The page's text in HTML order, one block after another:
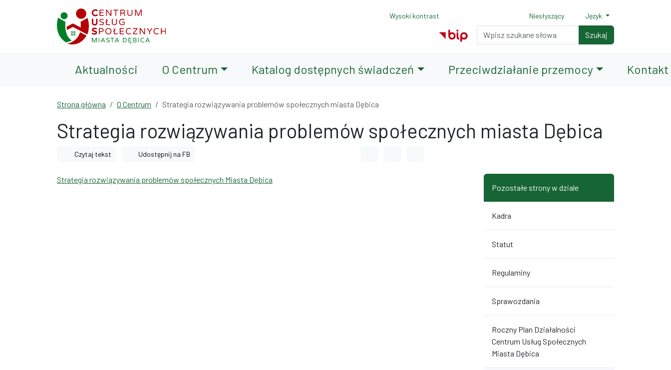
Przejdź do wyszukiwarki
Wysoki kontrast
Normalny rozmiar czcionki
Rozmiar czcionki 150%
Rozmiar czcionki 200%
Niesłyszący Język
Wyszukiwarka Szukaj
Aktualności O Centrum Katalog dostępnych świadczeń Przeciwdziałanie przemocy Kontakt
Strona główna O Centrum Strategia rozwiązywania problemów społecznych miasta Dębica
Strategia rozwiązywania problemów społecznych miasta Dębica
Czytaj tekst Udostępnij na FB
Strategia rozwiązywania problemów społecznych Miasta Dębica
Pozostałe strony w dziale
Kadra
Statut
Regulaminy
Sprawozdania
Roczny Plan Działalności
Centrum Usług Społecznych
Miasta Dębica